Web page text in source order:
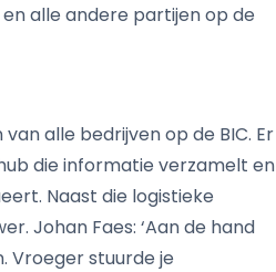
alle andere partijen op de
alle bedrijven op de BIC. Er
die informatie verzamelt en
Naast die logistieke
Johan Faes: ‘Aan de hand
Vroeger stuurde je